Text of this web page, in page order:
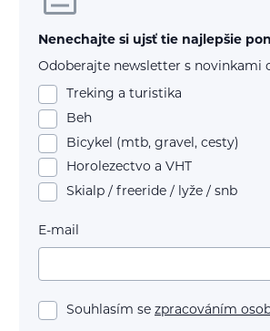
Nenechajte si ujsť tie najlepšie
Odoberajte newsletter s novinkami
Treking a turistika
Beh
Bicykel (mtb, gravel, cesty)
Horolezectvo a VHT
Skialp / freeride / lyže / snb
E-mail
Souhlasím se zpracováním